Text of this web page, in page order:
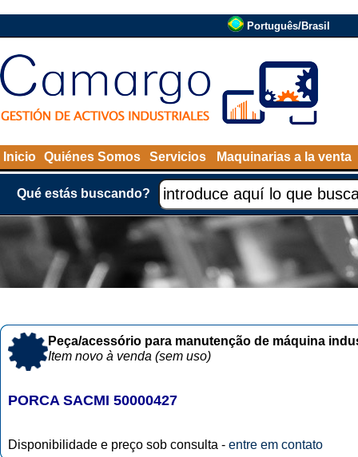
Português/Brasil
Inicio Quiénes Somos Servicios Maquinarias a la venta
Qué estás buscando?
Peça/acessório para manutenção de máquina
Item novo à venda (sem uso)
PORCA SACMI 50000427
Disponibilidade e preço sob consulta - entre em contato